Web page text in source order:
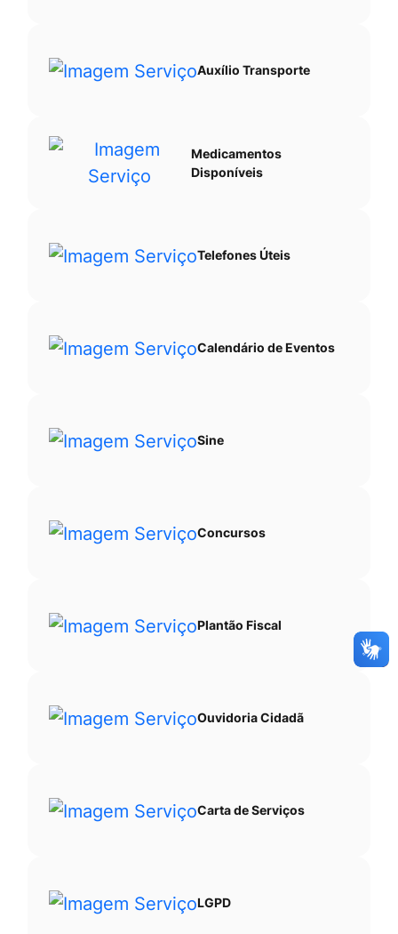
Auxílio Transporte
Medicamentos
Disponíveis
Telefones Úteis
Calendário de Eventos
Sine
Concursos
Plantão Fiscal
Ouvidoria Cidadã
Carta de Serviços
LGPD